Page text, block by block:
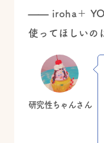
—— iroha＋
使ってほしいの
研究性ちゃんさん